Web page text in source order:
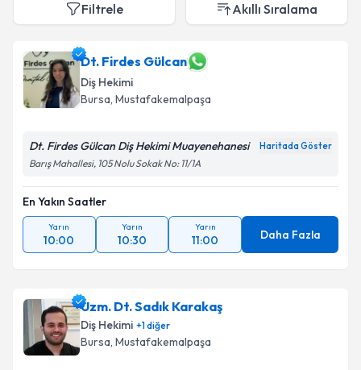
Filtrele Akıllı Sıralama
Dt. Firdes Gülcan
Diş Hekimi
Bursa, Mustafakemalpaşa
Dt. Firdes Gülcan Diş Hekimi Muayenehanesi Haritada Göster
Barış Mahallesi, 105 Nolu Sokak No: 11/1A
En Yakın Saatler
Yarın
10:00
Yarın
10:30
Yarın
11:00 Daha Fazla
Uzm. Dt. Sadık Karakaş
Diş Hekimi +1diğer
Bursa, Mustafakemalpaşa